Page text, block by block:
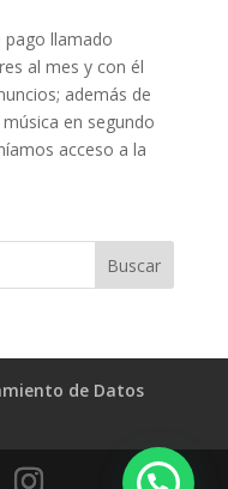
pago llamado
al mes y con él
además de
en segundo
acceso a la
de Datos